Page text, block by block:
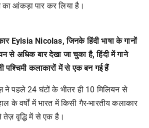
आंकड़ा पार कर लिया है।
Eylsia Nicolas, जिनके हिंदी भाषा के गानों
से अधिक बार देखा जा चुका है, हिंदी में गाने
पश्चिमी कलाकारों में से एक बन गई हैं
ने पहले 24 घंटों के भीतर ही 10 मिलियन से
के वर्षों में भारत में किसी गैर-भारतीय कलाकार
वृद्धि में से एक है।